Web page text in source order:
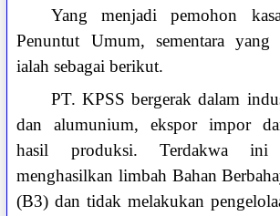
Yang menjadi pemohon
Penuntut Umum, sementara
ialah sebagai berikut.
PT. KPSS bergerak dalam
dan alumunium, ekspor impor
hasil produksi. Terdakwa
menghasilkan limbah Bahan
(B3) dan tidak melakukan